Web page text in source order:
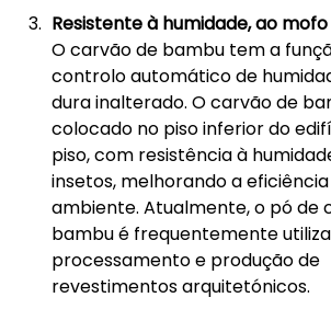
Resistente à humidade, ao
O carvão de bambu tem a
controlo automático de
dura inalterado. O carvão de
colocado no piso inferior do
piso, com resistência à
insetos, melhorando a
ambiente. Atualmente, o pó de
bambu é frequentemente
processamento e produção de
revestimentos arquitetónicos.